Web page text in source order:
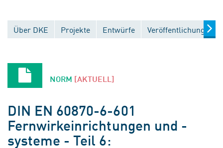
Über DKE Projekte Entwürfe Veröffentlichungen
NORM [AKTUELL]
DIN EN 60870-6-601
Fernwirkeinrichtungen und -
systeme - Teil 6: